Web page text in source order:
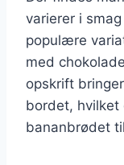
varierer i
populære
med
opskrift
bordet, hvilket
bananbrødet